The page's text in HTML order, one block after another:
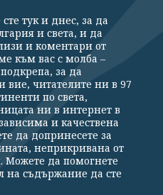
за поверителност
Контакти
За Клуб Z
ни
Медия“ ЕООД, София, ул. "Алеко
2026 „Клуб Зебра Медия“
тук и днес, за да
и света, и да
и коментари от
към вас с молба –
за да
читателите ни в 97
по света,
ни в интернет в
и качествена
да допринесете за
неприкривана от
Можете да помогнете
на съдържание да сте